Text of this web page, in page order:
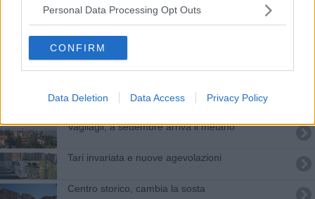
Personal Data Processing Opt Outs
CONFIRM
Data Deletion Data Access Privacy Policy
Una performance teatrale molto originale nel sito
Ranieri diventa cittadino del Chianti
Vagliagli, a settembre arriva il metano
Tari invariata e nuove agevolazioni
Centro storico, cambia la sosta